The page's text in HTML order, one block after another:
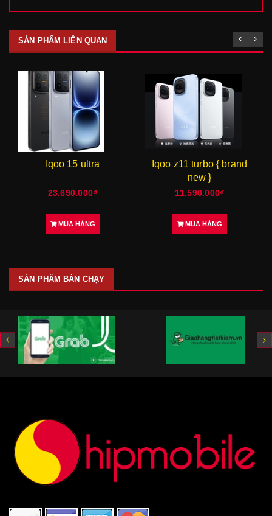
SẢN PHẨM LIÊN QUAN
Iqoo 15 ultra
23.690.000₫
MUA HÀNG
Iqoo z11 turbo { brand
new }
11.590.000₫
MUA HÀNG
SẢN PHẨM BÁN CHẠY